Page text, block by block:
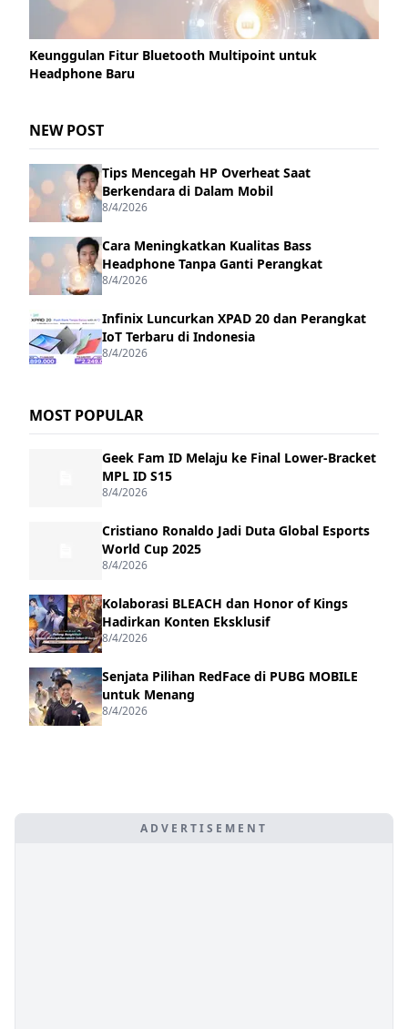
Keunggulan Fitur Bluetooth Multipoint untuk
Headphone Baru
NEW POST
Tips Mencegah HP Overheat Saat
Berkendara di Dalam Mobil
8/4/2026
Cara Meningkatkan Kualitas Bass
Headphone Tanpa Ganti Perangkat
8/4/2026
Infinix Luncurkan XPAD 20 dan Perangkat
IoT Terbaru di Indonesia
8/4/2026
MOST POPULAR
Geek Fam ID Melaju ke Final Lower-Bracket
MPL ID S15
8/4/2026
Cristiano Ronaldo Jadi Duta Global Esports
World Cup 2025
8/4/2026
Kolaborasi BLEACH dan Honor of Kings
Hadirkan Konten Eksklusif
8/4/2026
Senjata Pilihan RedFace di PUBG MOBILE
untuk Menang
8/4/2026
ADVERTISEMENT